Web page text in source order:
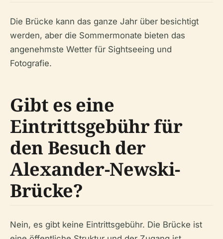
Die Brücke kann das ganze Jahr über besichtigt
werden, aber die Sommermonate bieten das
angenehmste Wetter für Sightseeing und
Fotografie.
Gibt es eine
Eintrittsgebühr für
den Besuch der
Alexander-Newski-
Brücke?
Nein, es gibt keine Eintrittsgebühr. Die Brücke ist